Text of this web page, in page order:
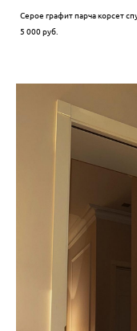
Серое графит парча корсет
5 000 pуб.